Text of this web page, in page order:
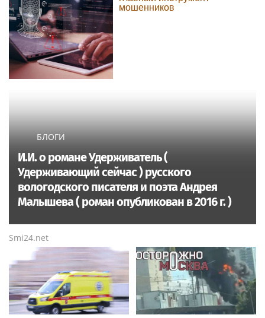
мошенников
БЛОГИ
И.И. о романе Удерживатель (
Удерживающий сейчас ) русского
вологодского писателя и поэта Андрея
Малышева ( роман опубликован в 2016 г. )
Smi24.net